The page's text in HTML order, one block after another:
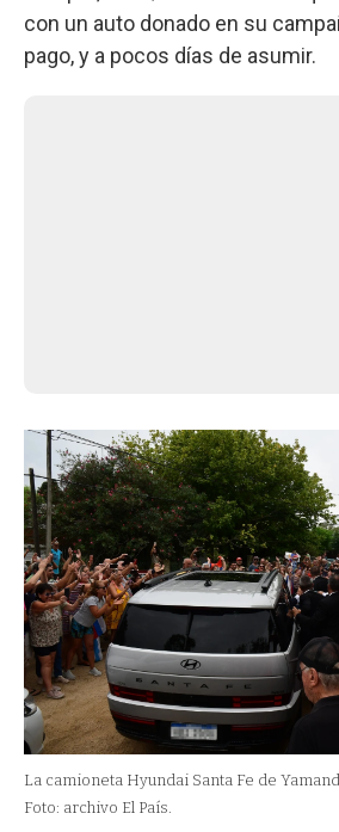
con un auto donado en su
pago, y a pocos días de asumir.
La camioneta Hyundai Santa Fe de
Foto: archivo El País.